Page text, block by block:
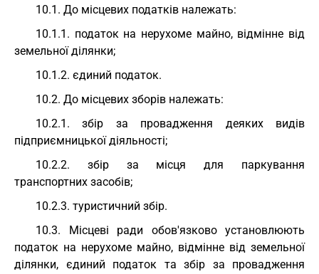
10.1. До місцевих податків належать:
10.1.1. податок на нерухоме майно, відмінне від
земельної ділянки;
10.1.2. єдиний податок.
10.2. До місцевих зборів належать:
10.2.1. збір за провадження деяких видів
підприємницької діяльності;
10.2.2. збір за місця для паркування
транспортних засобів;
10.2.3. туристичний збір.
10.3. Місцеві ради обов'язково установлюють
податок на нерухоме майно, відмінне від земельної
ділянки, єдиний податок та збір за провадження